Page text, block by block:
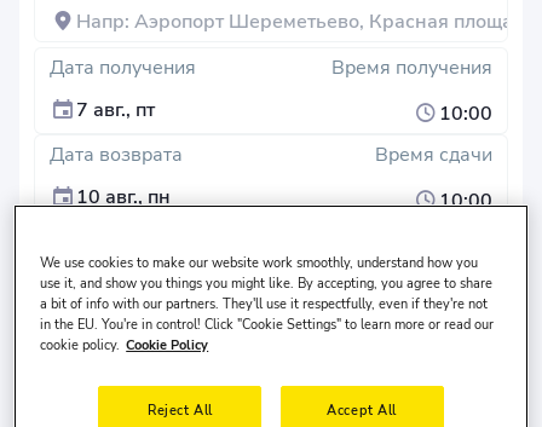
Дата получения
7 авг., пт
Время получения
10:00
Дата возврата
10 авг., пн
Время сдачи
10:00
Поиск
Различное место сдачи автомобиля?
Водитель проживает вСоединенные Штатыи ему
We use cookies to make our website work smoothly, understand how you
use it, and show you things you might like. By accepting, you agree to share
a bit of info with our partners. They'll use it respectfully, even if they're not
in the EU. You're in control! Click "Cookie Settings" to learn more or read our
cookie policy. Cookie Policy
Reject All Accept All